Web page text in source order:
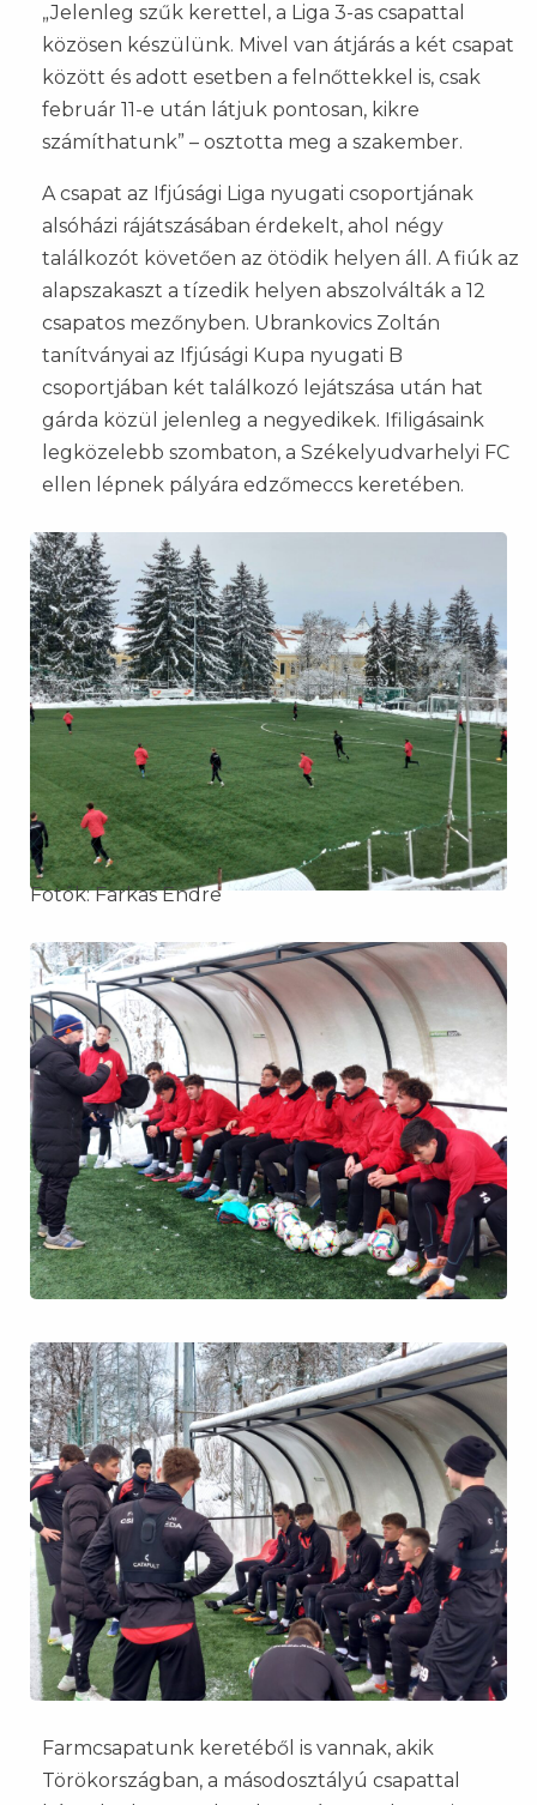
„Jelenleg szűk kerettel, a Liga 3-as csapattal
közösen készülünk. Mivel van átjárás a két csapat
között és adott esetben a felnőttekkel is, csak
február 11-e után látjuk pontosan, kikre
számíthatunk” – osztotta meg a szakember.
A csapat az Ifjúsági Liga nyugati csoportjának
alsóházi rájátszásában érdekelt, ahol négy
találkozót követően az ötödik helyen áll. A fiúk az
alapszakaszt a tízedik helyen abszolválták a 12
csapatos mezőnyben. Ubrankovics Zoltán
tanítványai az Ifjúsági Kupa nyugati B
csoportjában két találkozó lejátszása után hat
gárda közül jelenleg a negyedikek. Ifiligásaink
legközelebb szombaton, a Székelyudvarhelyi FC
ellen lépnek pályára edzőmeccs keretében.
Fotók: Farkas Endre
Farmcsapatunk keretéből is vannak, akik
Törökországban, a másodosztályú csapattal